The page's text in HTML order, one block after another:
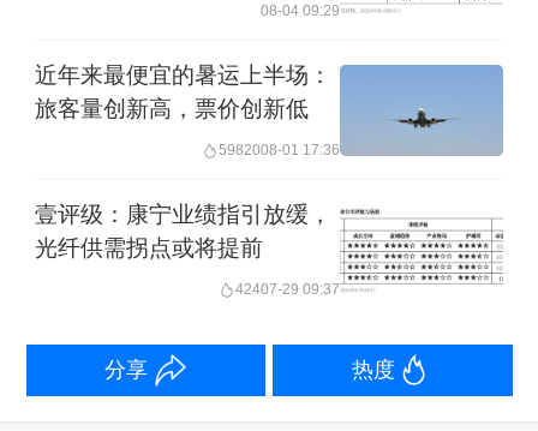
08-04 09:29
近年来最便宜的暑运上半场：
旅客量创新高，票价创新低
5982008-01 17:36
壹评级：康宁业绩指引放缓，
光纤供需拐点或将提前
42407-29 09:37
分享 热度